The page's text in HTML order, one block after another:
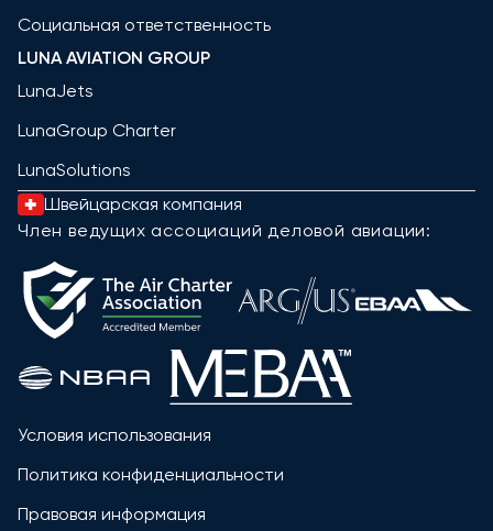
Социальная ответственность
LUNA AVIATION GROUP
LunaJets
LunaGroup Charter
LunaSolutions
Швейцарская компания
Член ведущих ассоциаций деловой авиации:
Условия использования
Политика конфиденциальности
Правовая информация